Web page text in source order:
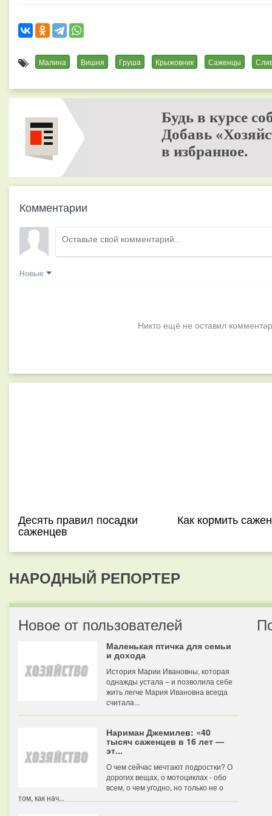
Малина Вишня Груша Крыжовник Саженцы
Будь в курсе
Добавь
в избранное.
Комментарии
Новые
Никто ещё не оставил
Десять правил посадки
саженцев
Как кормить
НАРОДНЫЙ РЕПОРТЕР
Новое от пользователей
Маленькая птичка для семьи
и дохода
История Марии Ивановны, которая
однажды устала – и позволила себе
жить легче Мария Ивановна всегда
считала...
Нариман Джемилев: «40
тысяч саженцев в 16 лет —
эт...
О чем сейчас мечтают подростки? О
дорогих вещах, о мотоциклах - обо
всем, о чем угодно, но только не о
том, как нач...